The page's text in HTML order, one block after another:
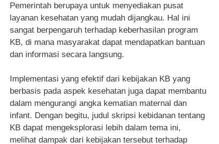
Pemerintah berupaya untuk menyediakan pusat
layanan kesehatan yang mudah dijangkau. Hal ini
sangat berpengaruh terhadap keberhasilan program
KB, di mana masyarakat dapat mendapatkan bantuan
dan informasi secara langsung.
Implementasi yang efektif dari kebijakan KB yang
berbasis pada aspek kesehatan juga dapat membantu
dalam mengurangi angka kematian maternal dan
infant. Dengan begitu, judul skripsi kebidanan tentang
KB dapat mengeksplorasi lebih dalam tema ini,
melihat dampak dari kebijakan tersebut terhadap